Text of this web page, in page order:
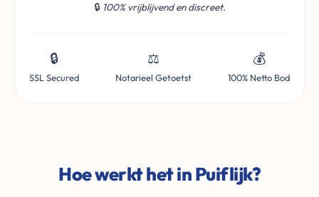
🔒 100% vrijblijvend en discreet.
🔒
SSL Secured
⚖️
Notarieel Getoetst
💰
100% Netto Bod
Hoe werkt het in Puiflijk?